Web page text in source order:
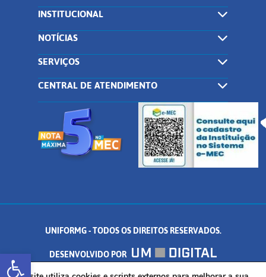
Abrir a barra de ferramentas
INSTITUCIONAL
NOTÍCIAS
SERVIÇOS
CENTRAL DE ATENDIMENTO
UNIFORMG - TODOS OS DIREITOS RESERVADOS.
DESENVOLVIDO POR